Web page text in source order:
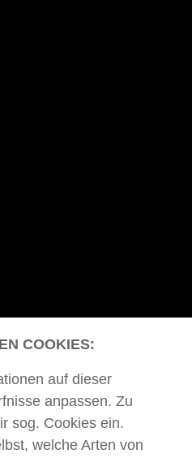
COOKIES:
auf dieser
anpassen. Zu
sog. Cookies ein.
welche Arten von